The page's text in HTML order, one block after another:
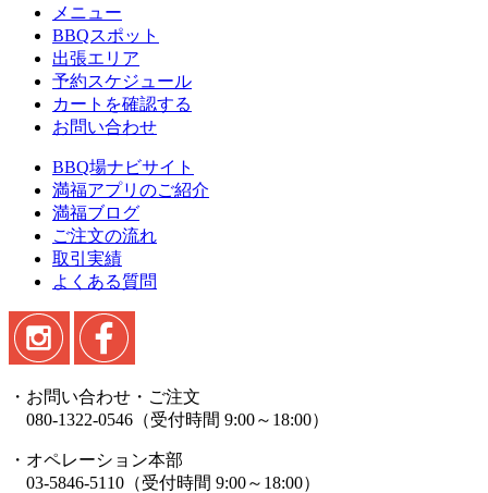
メニュー
BBQスポット
出張エリア
予約スケジュール
カートを確認する
お問い合わせ
BBQ場ナビサイト
満福アプリのご紹介
満福ブログ
ご注文の流れ
取引実績
よくある質問
・お問い合わせ・ご注文
080-1322-0546（受付時間 9:00～18:00）
・オペレーション本部
03-5846-5110（受付時間 9:00～18:00）